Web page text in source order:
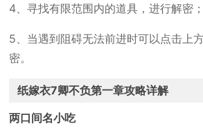
4、寻找有限范围内的道具，进行解密；
5、当遇到阻碍无法前进时可以点击上
密。
纸嫁衣7卿不负第一章攻略详解
两口间名小吃